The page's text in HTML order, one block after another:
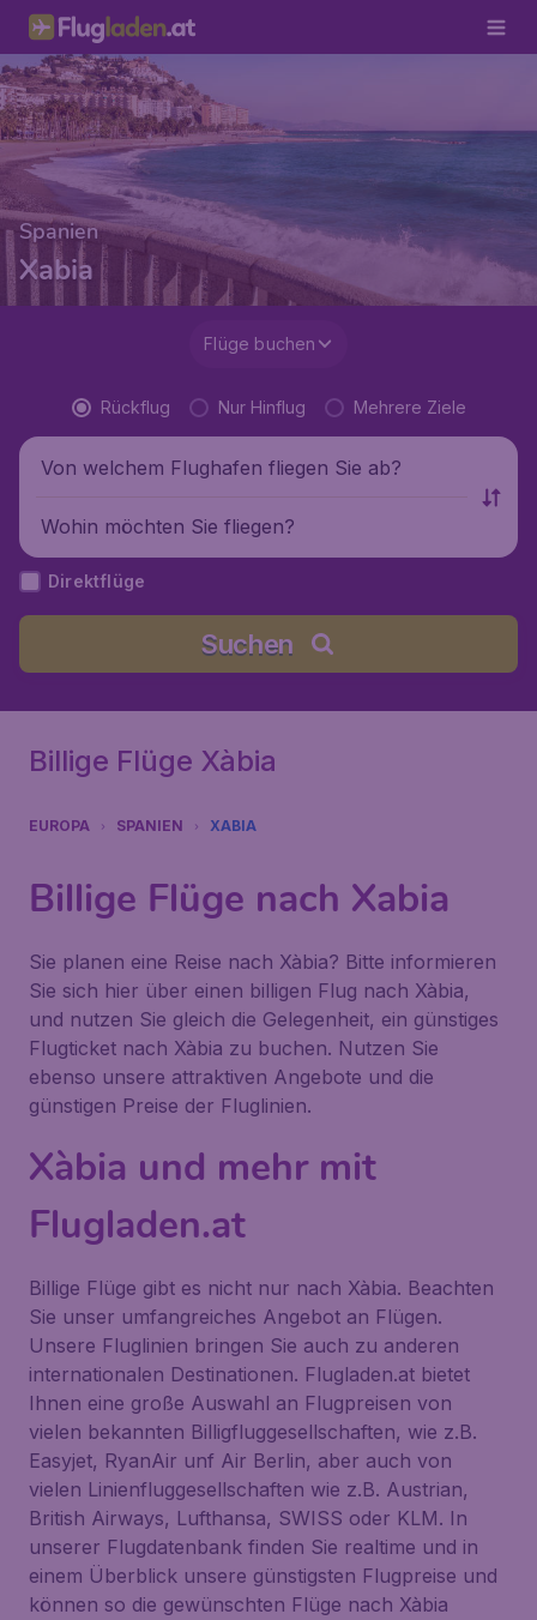
Spanien
Xabia
Flüge buchen
Rückflug Nur Hinflug Mehrere Ziele
Von welchem Flughafen fliegen Sie ab?
Wohin möchten Sie fliegen?
Direktflüge
Suchen
Billige Flüge Xàbia
EUROPA SPANIEN XABIA
Billige Flüge nach Xabia
Sie planen eine Reise nach Xàbia? Bitte informieren
Sie sich hier über einen billigen Flug nach Xàbia,
und nutzen Sie gleich die Gelegenheit, ein günstiges
Flugticket nach Xàbia zu buchen. Nutzen Sie
ebenso unsere attraktiven Angebote und die
günstigen Preise der Fluglinien.
Xàbia und mehr mit
Flugladen.at
Billige Flüge gibt es nicht nur nach Xàbia. Beachten
Sie unser umfangreiches Angebot an Flügen.
Unsere Fluglinien bringen Sie auch zu anderen
internationalen Destinationen. Flugladen.at bietet
Ihnen eine große Auswahl an Flugpreisen von
vielen bekannten Billigfluggesellschaften, wie z.B.
Easyjet, RyanAir unf Air Berlin, aber auch von
vielen Linienfluggesellschaften wie z.B. Austrian,
British Airways, Lufthansa, SWISS oder KLM. In
unserer Flugdatenbank finden Sie realtime und in
einem Überblick unsere günstigsten Flugpreise und
können so die gewünschten Flüge nach Xàbia